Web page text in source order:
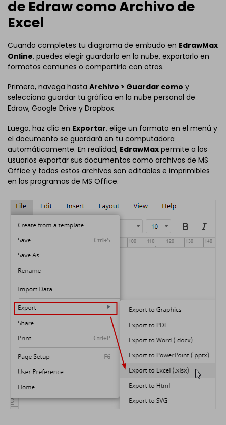
de Edraw como Archivo de
Excel
Cuando completes tu diagrama de embudo en EdrawMax
Online, puedes elegir guardarlo en la nube, exportarlo en
formatos comunes o compartirlo con otros.
Primero, navega hasta Archivo > Guardar como y
selecciona guardar tu gráfica en la nube personal de
Edraw, Google Drive y Dropbox.
Luego, haz clic en Exportar, elige un formato en el menú y
el documento se guardará en tu computadora
automáticamente. En realidad, EdrawMax permite a los
usuarios exportar sus documentos como archivos de MS
Office y todos estos archivos son editables e imprimibles
en los programas de MS Office.